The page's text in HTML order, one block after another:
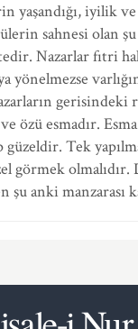
yaşandığı, iyilik
sahnesi olan
Nazarlar fıtri
yönelmezse
gerisindeki
özü esmadır.
güzeldir. Tek
görmek olmalıdır.
şu anki manzarası